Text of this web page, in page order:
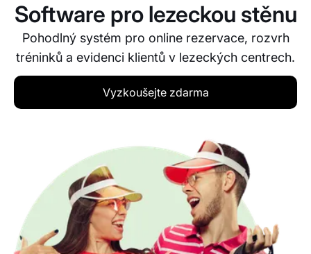
Software pro lezeckou stěnu
Pohodlný systém pro online rezervace, rozvrh
tréninků a evidenci klientů v lezeckých centrech.
Vyzkoušejte zdarma